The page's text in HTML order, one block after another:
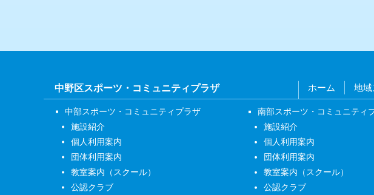
中野区スポーツ・コミュニティプラザ ホーム 地域
中部スポーツ・コミュニティプラザ
施設紹介
個人利用案内
団体利用案内
教室案内（スクール）
公認クラブ
南部スポーツ・コミュニティ
施設紹介
個人利用案内
団体利用案内
教室案内（スクール）
公認クラブ